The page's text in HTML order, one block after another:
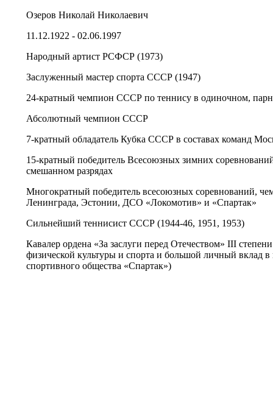
Озеров Николай Николаевич
11.12.1922 - 02.06.1997
Народный артист РСФСР (1973)
Заслуженный мастер спорта СССР (1947)
24-кратный чемпион СССР по теннису в одиночном,
Абсолютный чемпион СССР
7-кратный обладатель Кубка СССР в составах команд
15-кратный победитель Всесоюзных зимних
смешанном разрядах
Многократный победитель всесоюзных соревнований,
Ленинграда, Эстонии, ДСО «Локомотив» и «Спартак»
Сильнейший теннисист СССР (1944-46, 1951, 1953)
Кавалер ордена «За заслуги перед Отечеством» III
физической культуры и спорта и большой личный вклад в
спортивного общества «Спартак»)